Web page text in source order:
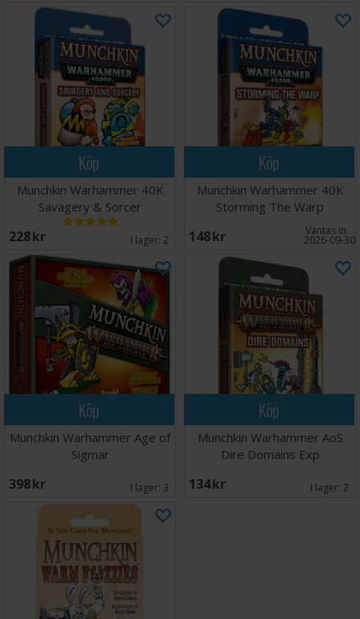
Köp
Munchkin Warhammer 40K
Savagery & Sorcer
228 SEK I lager: 2
Köp
Munchkin Warhammer 40K
Storming The Warp
148 SEK Väntas in:
2026-09-30
Köp
Munchkin Warhammer Age of
Sigmar
398 SEK I lager: 3
Köp
Munchkin Warhammer AoS
Dire Domains Exp
134 SEK I lager: 2